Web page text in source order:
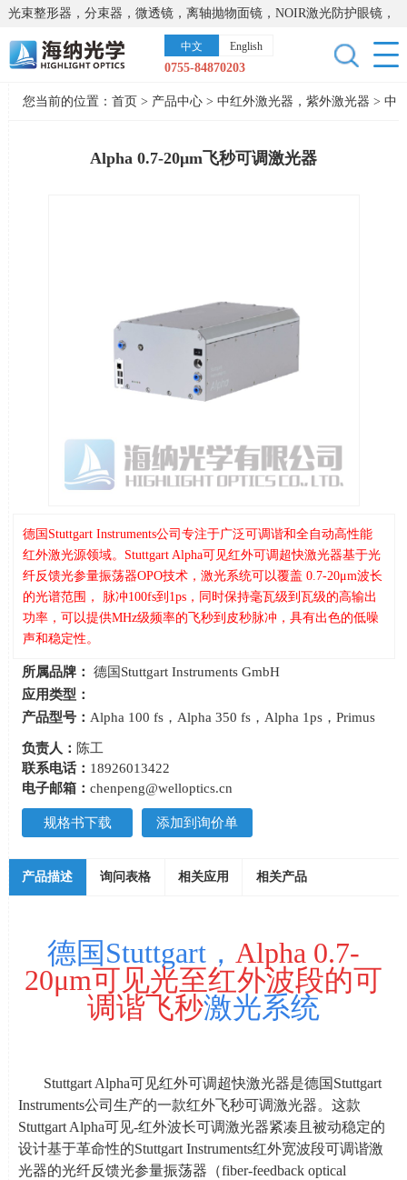
光束整形器，分束器，微透镜，离轴抛物面镜，NOIR激光防护眼镜，
太阳能模拟器，显微镜载物台，激光器，光谱仪，红外热像仪，激光
晶体
中文 English
0755-84870203
您当前的位置： 首页 > 产品中心> 中红外激光器，紫外激光器 > 中
Alpha 0.7-20μm飞秒可调激光器
德国Stuttgart Instruments公司专注于广泛可调谐和全自动高性能
红外激光源领域。Stuttgart Alpha可见红外可调超快激光器基于光
纤反馈光参量振荡器OPO技术，激光系统可以覆盖 0.7-20μm波长
的光谱范围， 脉冲100fs到1ps，同时保持毫瓦级到瓦级的高输出
功率，可以提供MHz级频率的飞秒到皮秒脉冲，具有出色的低噪
声和稳定性。
所属品牌：
德国Stuttgart Instruments GmbH
应用类型：
产品型号：Alpha 100 fs，Alpha 350 fs，Alpha 1ps，Primus
负责人： 陈工
联系电话： 18926013422
电子邮箱：chenpeng@welloptics.cn
规格书下载 添加到询价单
产品描述 询问表格 相关应用 相关产品
德国Stuttgart，Alpha 0.7-
20μm可见光至红外波段的可
调谐飞秒激光系统
Stuttgart Alpha可见红外可调超快激光器是德国 Stuttgart
Instruments公司生产的一款红外飞秒可调激光器。这款
Stuttgart Alpha可见-红外波长可调激光器紧凑且被动稳定的
设计基于革命性的Stuttgart Instruments红外宽波段可调谐激
光器的光纤反馈光参量振荡器（fiber-feedback optical